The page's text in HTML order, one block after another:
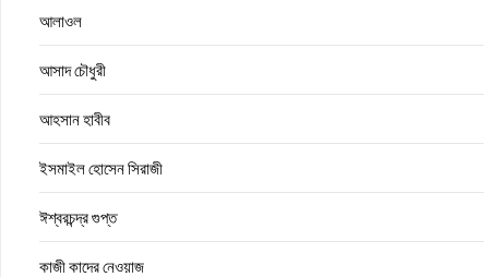
আলাওল
আসাদ চৌধুরী
আহসান হাবীব
ইসমাইল হোসেন সিরাজী
ঈশ্বরচন্দ্র গুপ্ত
কাজী কাদের নেওয়াজ